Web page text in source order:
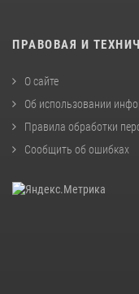
ПРАВОВАЯ И
О сайте
Об использовании
Правила обработки
Сообщить об ошибках